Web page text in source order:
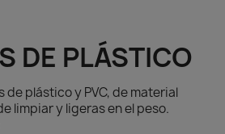
DE PLÁSTICO
plástico y PVC, de material
limpiar y ligeras en el peso.